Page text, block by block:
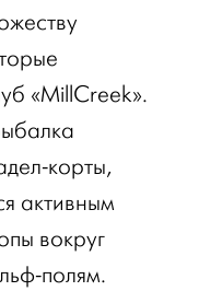
«MillCreek».
корты,
активным
вокруг
полям.